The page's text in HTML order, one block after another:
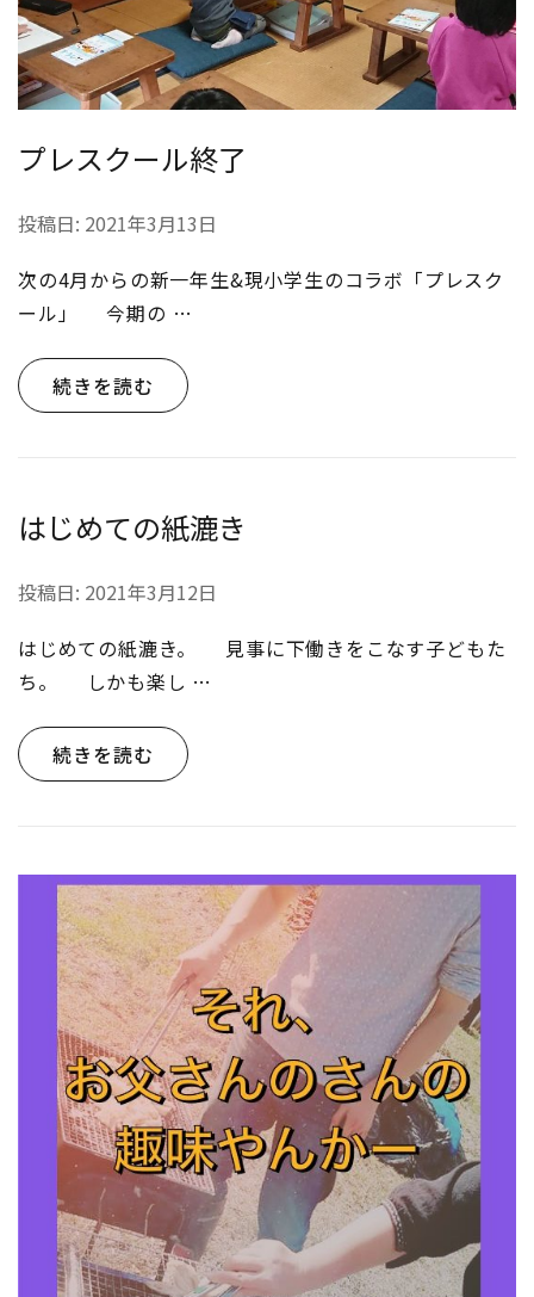
プレスクール終了
投稿日: 2021年3月13日
次の4月からの新一年生&現小学生のコラボ「プレスク
ール」 今期の …
続きを読む
はじめての紙漉き
投稿日: 2021年3月12日
はじめての紙漉き。 見事に下働きをこなす子どもた
ち。 しかも楽し …
続きを読む